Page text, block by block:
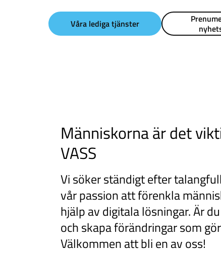
Våra lediga tjänster
Människorna är det
VASS
Vi söker ständigt efter
vår passion att förenkla
hjälp av digitala lösningar. Är
och skapa förändringar som
Välkommen att bli en av oss!